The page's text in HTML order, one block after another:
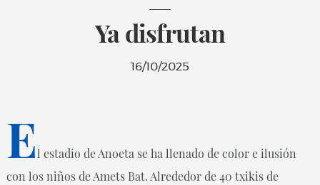
Ya disfrutan
16/10/2025
El estadio de Anoeta se ha llenado de color e ilusión
con los niños de Amets Bat. Alrededor de 40 txikis de